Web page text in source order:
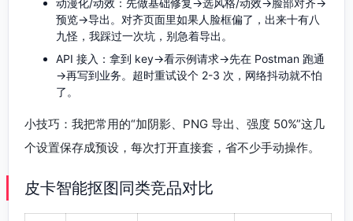
动漫化/动效：先做基础修复→选风格/动效→脸部对齐→
预览→导出。对齐页面里如果人脸框偏了，出来十有八
九怪，我踩过一次坑，别急着导出。
API 接入：拿到 key→看示例请求→先在 Postman 跑通
→再写到业务。超时重试设个 2-3 次，网络抖动就不怕
了。
小技巧：我把常用的“加阴影、PNG 导出、强度 50%”这几
个设置保存成预设，每次打开直接套，省不少手动操作。
皮卡智能抠图同类竞品对比